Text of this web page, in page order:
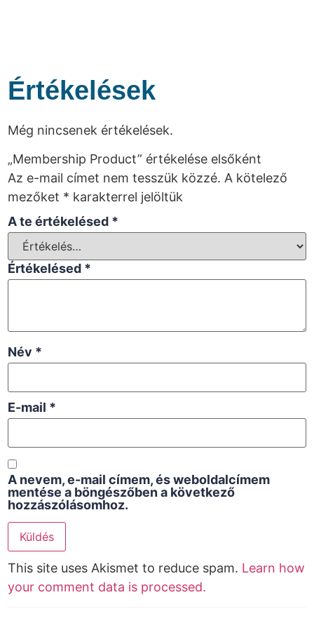
Értékelések
Még nincsenek értékelések.
„Membership Product” értékelése elsőként
Az e-mail címet nem tesszük közzé. A kötelező
mezőket * karakterrel jelöltük
A te értékelésed *
Értékelésed *
Név *
E-mail *
A nevem, e-mail címem, és weboldalcímem
mentése a böngészőben a következő
hozzászólásomhoz.
This site uses Akismet to reduce spam. Learn how
your comment data is processed.